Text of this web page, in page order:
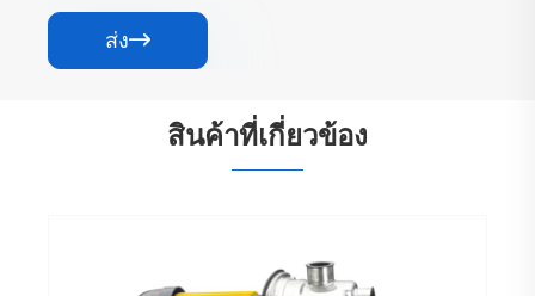
ส่ง
สินค้าที่เกี่ยวข้อง